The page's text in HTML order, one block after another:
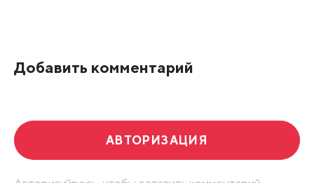
Добавить комментарий
АВТОРИЗАЦИЯ